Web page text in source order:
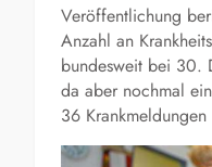
Veröffentlichung
Anzahl an
bundesweit bei 30.
da aber nochmal
36 Krankmeldungen